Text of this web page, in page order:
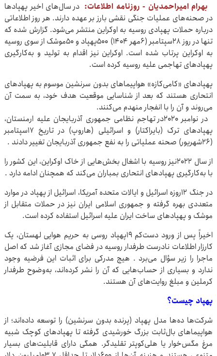
بهرام امیراحمدیان - روزنامه اطلاعات: در سال‌های اخیر پهپادها
در صحنه‌های عملیات جنگی نقشی بارز بر عهده دارند. هر روز اطلاعاتی
درباره حملات پهپادی روسیه به اوکراین منتشر می‌شود. گزارش شده که
تنها در روز ۲۸سپتامبر (۶مهر ۱۴۰۴) ۵۰۰پهپاد و ۵۰موشک از سوی روسیه
به اوکراین پرتاب شده است. اوکراین نیز اقدام به تولید و به‌کارگیری
پهپادهای تهاجمی علیه روسیه کرده است.
پهپادهای «کامی‌کازه» هواپیماهای بدون سرنشین موسوم به پهپادهای
انتحاری هستند که بعد از شناسایی موقعیت هدف خود، به سمت آن
می‌روند و آن را با انفجار منهدم می‌کنند.
در نوامبر ۲۰۲۰در تهاجم نظامی جمهوری آذربایجان علیه ارمنستان،
پهپادهای ترک (بایراکتار) و اسرائیلی (هاروپ) در تاریخ ۱۷سپتامبر
(۲۶شهریور) صحنه عملیاتی را به نفع جمهوری آذربایجان تغییر دادند .
از سال ۲۰۲۲نیز روسیه با اشغال بخش‌هایی از خاک اوکراین، این کشور را
با به‌کارگیری پهپادهای انتحاری بمباران می‌کند که همچنان ادامه دارد .
در جنگ ۱۲روزه اسرائیل و ایالات متحده آمریکا، اسرائیل از پهپاد در موارد
متعددی بهره گرفته و جمهوری اسلامی ایران نیز در حملات متقابل از
موشک و پهپادهای ساخت ایران علیه اسرائیل استفاده کرده است.
اخیراً پس از ورود دست‌کم ۱۹پهپاد روسی به حریم هوایی لهستان، یک
کارزار اطلاعات نادرست طرفدار روسیه در فضای مجازی آغاز شد که اصل
ماجرا را زیر سؤال می‌برد . هیچ مدرکی برای اثبات این فرضیه وجود
ندارد و بسیاری از حساب‌هایی که آن را نشر کرده‌اند، به‌وضوح طرفدار
کرملین و مبلغ روایت‌های آن هستند.
پهپاد چیست؟
شرکت‌ها ده‌ها مدل پهپاد (پرنده بدون سرنشین) را توسعه داده‌اند؛ از
هواپیماهای بال‌ثابت بزرگ خورشیدی گرفته تا پهپادهای کوچک شبیه
مرغ مگس‌خوار یا هلی‌کوپتر تقلیدگر. همگی دارای قابلیت‌های بسیار